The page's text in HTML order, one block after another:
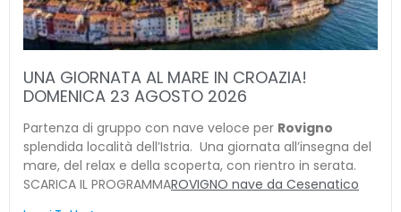
UNA GIORNATA AL MARE IN CROAZIA!
DOMENICA 23 AGOSTO 2026
Partenza di gruppo con nave veloce per Rovigno
splendida località dell’Istria. Una giornata all’insegna del
mare, del relax e della scoperta, con rientro in serata.
SCARICA IL PROGRAMMAROVIGNO nave da Cesenatico